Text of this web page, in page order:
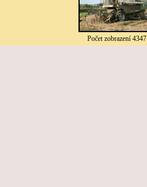
Počet zobrazení 4347